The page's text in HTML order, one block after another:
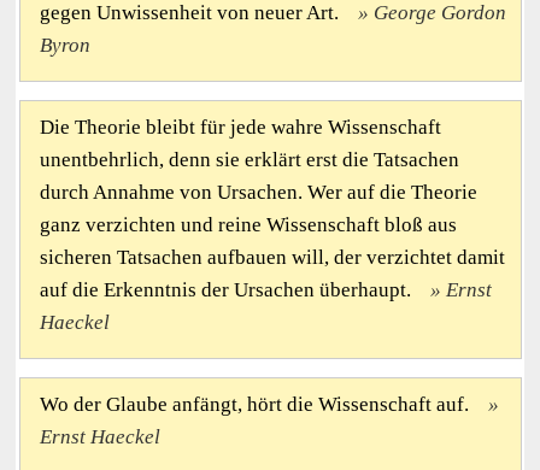
gegen Unwissenheit von neuer Art.
George Gordon
Byron
Die Theorie bleibt für jede wahre Wissenschaft
unentbehrlich, denn sie erklärt erst die Tatsachen
durch Annahme von Ursachen. Wer auf die Theorie
ganz verzichten und reine Wissenschaft bloß aus
sicheren Tatsachen aufbauen will, der verzichtet damit
auf die Erkenntnis der Ursachen überhaupt.
Ernst
Haeckel
Wo der Glaube anfängt, hört die Wissenschaft auf.
Ernst Haeckel